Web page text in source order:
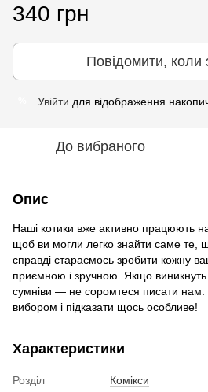
340 грн
Повідомити, коли
Увійти для відображення
До вибраного
Опис
Наші котики вже активно працюють
щоб ви могли легко знайти саме те,
справді стараємось зробити кожну
приємною і зручною. Якщо виникнуть
сумніви — не соромтеся писати нам.
вибором і підказати щось особливе!
Характеристики
Розділ
Комікси